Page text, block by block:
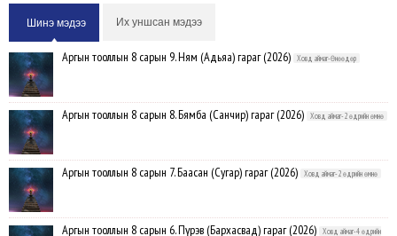
Шинэ мэдээ Их уншсан мэдээ
Аргын тооллын 8 сарын 9. Ням (Адьяа) гараг (2026) Ховд аймаг-Өнөөдөр
Аргын тооллын 8 сарын 8. Бямба (Санчир) гараг (2026) Ховд аймаг-2 өдрийн өмнө
Аргын тооллын 8 сарын 7. Баасан (Сугар) гараг (2026) Ховд аймаг-2 өдрийн өмнө
Аргын тооллын 8 сарын 6. Пүрэв (Бархасвад) гараг (2026)
Ховд аймаг-4 өдрийн